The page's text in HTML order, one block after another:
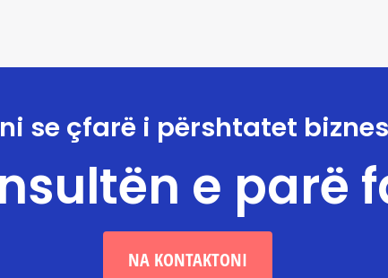
se çfarë i përshtatet
e parë
NA KONTAKTONI